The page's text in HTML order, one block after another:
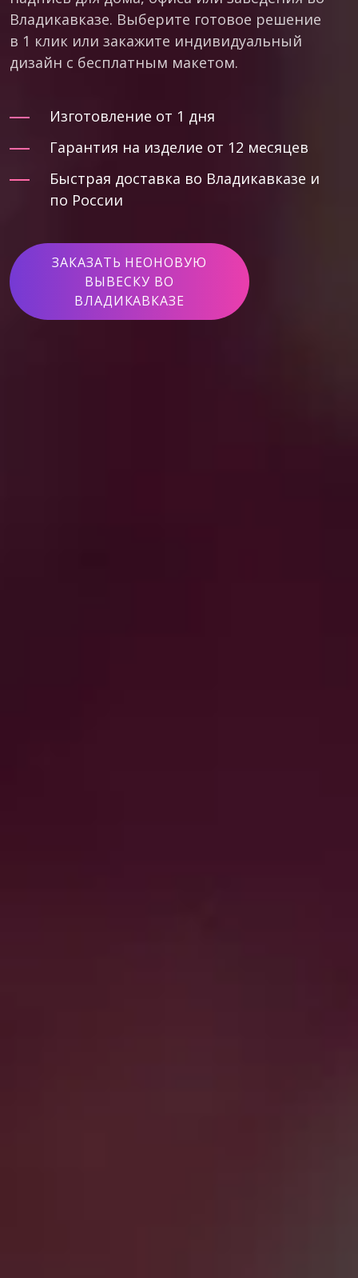
Владикавказе. Выберите готовое решение
в 1 клик или закажите индивидуальный
дизайн с бесплатным макетом.
Изготовление от 1 дня
Гарантия на изделие от 12 месяцев
Быстрая доставка во Владикавказе и
по России
ЗАКАЗАТЬ НЕОНОВУЮ
ВЫВЕСКУ ВО
ВЛАДИКАВКАЗЕ